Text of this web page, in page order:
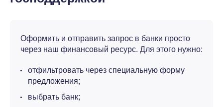
Оформить и отправить запрос в банки просто
через наш финансовый ресурс. Для этого нужно:
отфильтровать через специальную форму
предложения;
выбрать банк;